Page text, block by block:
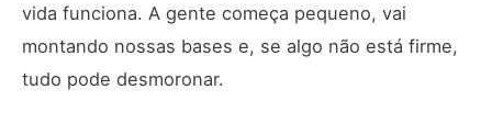
vida funciona. A gente começa pequeno, vai
montando nossas bases e, se algo não está firme,
tudo pode desmoronar.